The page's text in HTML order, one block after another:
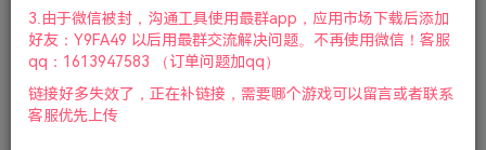
标.手柄|2022年03月10号更新
游戏介绍：
将六款经典系列作品集于一身的《Mega Man Zero/ZX
3.由于微信被封，沟通工具使用最群app，应用市场下载后添加
好友：Y9FA49 以后用最群交流解决问题。不再使用微信！客服
qq：1613947583 （订单问题加qq）
链接好多失效了，正在补链接，需要哪个游戏可以留言或者联系
客服优先上传